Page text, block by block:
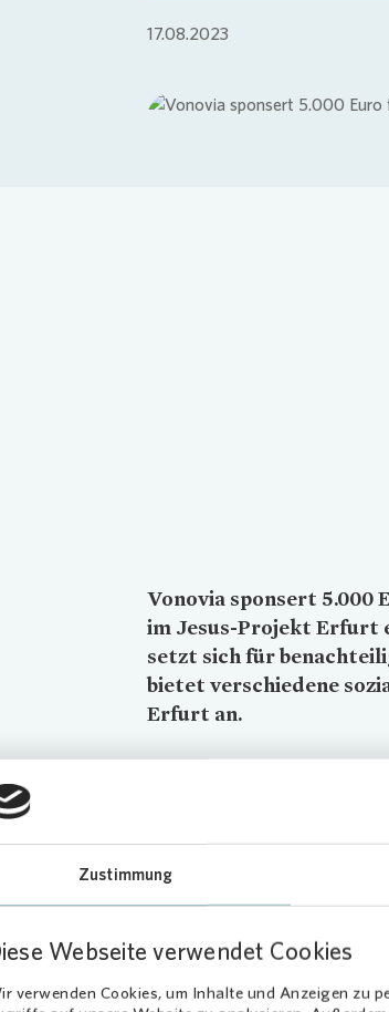
Zustimmung
Webseite verwendet Cookies
verwenden Cookies, um Inhalte und Anzeigen zu
17.08.2023
Vonovia sponsert 5.000
im Jesus-Projekt Erfurt
setzt sich für
bietet verschiedene
Erfurt an.
Michael Flügge,
Sponsoring: "Die
benötigte neue Küche
Qualität unserer
Menschen, denen wir dienen,